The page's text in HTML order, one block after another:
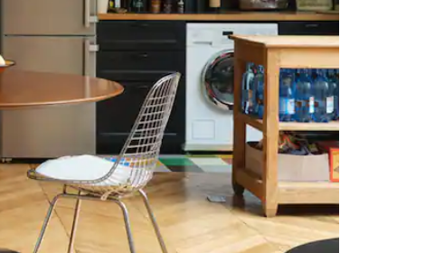
cima e para baixo do teclado ou tocando e deslizando o dedo na tela.